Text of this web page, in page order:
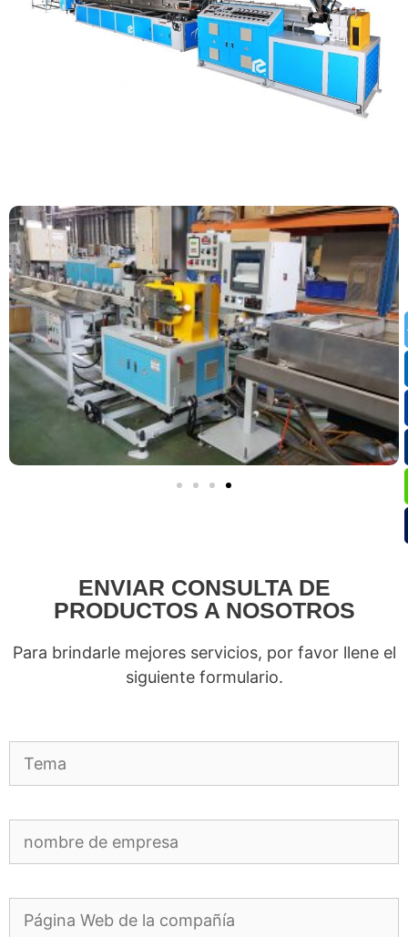
ENVIAR CONSULTA DE
PRODUCTOS A NOSOTROS
Para brindarle mejores servicios, por favor llene el
siguiente formulario.